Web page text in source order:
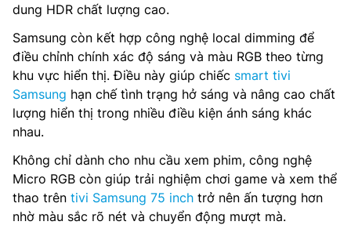
dung HDR chất lượng cao.
Samsung còn kết hợp công nghệ local dimming để
điều chỉnh chính xác độ sáng và màu RGB theo từng
khu vực hiển thị. Điều này giúp chiếc smart tivi
Samsung hạn chế tình trạng hở sáng và nâng cao chất
lượng hiển thị trong nhiều điều kiện ánh sáng khác
nhau.
Không chỉ dành cho nhu cầu xem phim, công nghệ
Micro RGB còn giúp trải nghiệm chơi game và xem thể
thao trên tivi Samsung 75 inch trở nên ấn tượng hơn
nhờ màu sắc rõ nét và chuyển động mượt mà.